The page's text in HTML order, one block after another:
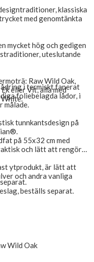
klassiska
med genomtänkta
mycket hög och gedigen
uteslutande
Raw Wild Oak,
eller Vit, alla med
i termiskt fanerat
foliebelagda lådor, i
målade.
tunnkantsdesign på
på 55x32 cm med
och lätt att rengöra.
ytprodukt, är lätt att
och andra vanliga
beställs separat.
Wild Oak